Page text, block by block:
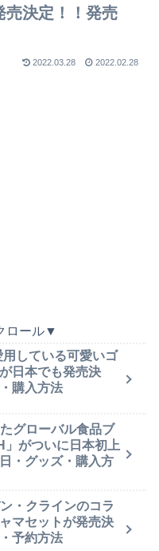
売決定！！発売
2022.03.28 2022.02.28
ロール▼
用している可愛いゴ
日本でも発売決
購入方法
グローバル食品ブ
」がついに日本初上
・グッズ・購入方
・クラインのコラ
マセットが発売決
予約方法